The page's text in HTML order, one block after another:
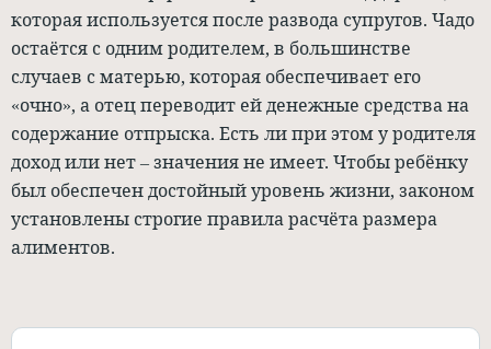
которая используется после развода супругов. Чадо
остаётся с одним родителем, в большинстве
случаев с матерью, которая обеспечивает его
«очно», а отец переводит ей денежные средства на
содержание отпрыска. Есть ли при этом у родителя
доход или нет – значения не имеет. Чтобы ребёнку
был обеспечен достойный уровень жизни, законом
установлены строгие правила расчёта размера
алиментов.